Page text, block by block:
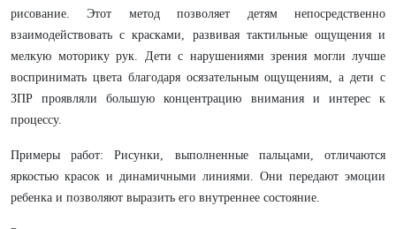
рисование. Этот метод позволяет детям непосредственно
взаимодействовать с красками, развивая тактильные ощущения и
мелкую моторику рук. Дети с нарушениями зрения могли лучше
воспринимать цвета благодаря осязательным ощущениям, а дети с
ЗПР проявляли большую концентрацию внимания и интерес к
процессу.
Примеры работ: Рисунки, выполненные пальцами, отличаются
яркостью красок и динамичными линиями. Они передают эмоции
ребенка и позволяют выразить его внутреннее состояние.